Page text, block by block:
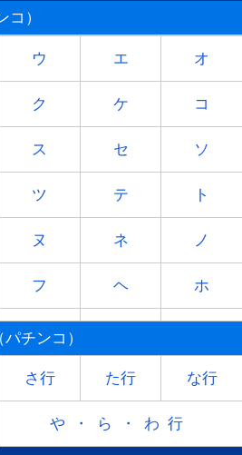
）
ウ エ オ
ク ケ コ
ス セ ソ
ツ テ ト
ヌ ネ ノ
フ ヘ ホ
ム
ユ - ヨ
レ
チンコ）
さ行 た行 な行
や・ら・わ行